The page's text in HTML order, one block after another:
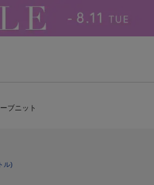
ブニット
ル)